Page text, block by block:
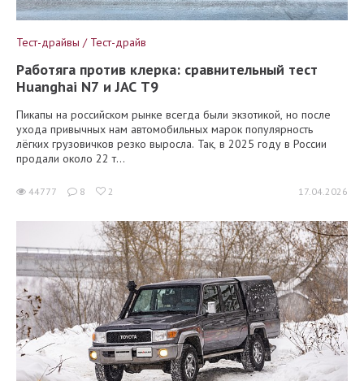
Тест-драйвы / Тест-драйв
Работяга против клерка: сравнительный тест
Huanghai N7 и JAC T9
Пикапы на российском рынке всегда были экзотикой, но после
ухода привычных нам автомобильных марок популярность
лёгких грузовичков резко выросла. Так, в 2025 году в России
продали около 22 т...
44777 8 2 17.04.2026